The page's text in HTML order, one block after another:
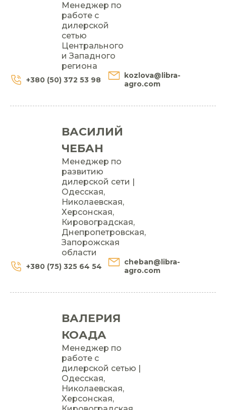
Менеджер по
работе с
дилерской
сетью
Центрального
и Западного
региона
+380 (50) 372 53 98
kozlova@libra-
agro.com
ВАСИЛИЙ
ЧЕБАН
Менеджер по
развитию
дилерской сети |
Одесская,
Николаевская,
Херсонская,
Кировоградская,
Днепропетровская,
Запорожская
области
+380 (75) 325 64 54
cheban@libra-
agro.com
ВАЛЕРИЯ
КОАДА
Менеджер по
работе с
дилерской сетью |
Одесская,
Николаевская,
Херсонская,